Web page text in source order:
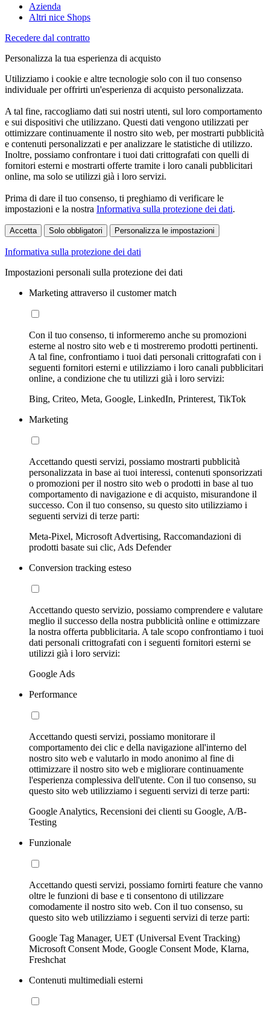
Azienda
Altri nice Shops
Recedere dal contratto
Personalizza la tua esperienza di acquisto
Utilizziamo i cookie e altre tecnologie solo con il tuo consenso
individuale per offrirti un'esperienza di acquisto personalizzata.
A tal fine, raccogliamo dati sui nostri utenti, sul loro comportamento
e sui dispositivi che utilizzano. Questi dati vengono utilizzati per
ottimizzare continuamente il nostro sito web, per mostrarti pubblicità
e contenuti personalizzati e per analizzare le statistiche di utilizzo.
Inoltre, possiamo confrontare i tuoi dati crittografati con quelli di
fornitori esterni e mostrarti offerte tramite i loro canali pubblicitari
online, ma solo se utilizzi già i loro servizi.
Prima di dare il tuo consenso, ti preghiamo di verificare le
impostazioni e la nostra Informativa sulla protezione dei dati.
Accetta Solo obbligatori Personalizza le impostazioni
Informativa sulla protezione dei dati
Impostazioni personali sulla protezione dei dati
Marketing attraverso il customer match
Con il tuo consenso, ti informeremo anche su promozioni
esterne al nostro sito web e ti mostreremo prodotti pertinenti.
A tal fine, confrontiamo i tuoi dati personali crittografati con i
seguenti fornitori esterni e utilizziamo i loro canali pubblicitari
online, a condizione che tu utilizzi già i loro servizi:
Bing, Criteo, Meta, Google, LinkedIn, Printerest, TikTok
Marketing
Accettando questi servizi, possiamo mostrarti pubblicità
personalizzata in base ai tuoi interessi, contenuti sponsorizzati
o promozioni per il nostro sito web o prodotti in base al tuo
comportamento di navigazione e di acquisto, misurandone il
successo. Con il tuo consenso, su questo sito utilizziamo i
seguenti servizi di terze parti:
Meta-Pixel, Microsoft Advertising, Raccomandazioni di
prodotti basate sui clic, Ads Defender
Conversion tracking esteso
Accettando questo servizio, possiamo comprendere e valutare
meglio il successo della nostra pubblicità online e ottimizzare
la nostra offerta pubblicitaria. A tale scopo confrontiamo i tuoi
dati personali crittografati con i seguenti fornitori esterni se
utilizzi già i loro servizi:
Google Ads
Performance
Accettando questi servizi, possiamo monitorare il
comportamento dei clic e della navigazione all'interno del
nostro sito web e valutarlo in modo anonimo al fine di
ottimizzare il nostro sito web e migliorare continuamente
l'esperienza complessiva dell'utente. Con il tuo consenso, su
questo sito web utilizziamo i seguenti servizi di terze parti:
Google Analytics, Recensioni dei clienti su Google, A/B-
Testing
Funzionale
Accettando questi servizi, possiamo fornirti feature che vanno
oltre le funzioni di base e ti consentono di utilizzare
comodamente il nostro sito web. Con il tuo consenso, su
questo sito web utilizziamo i seguenti servizi di terze parti:
Google Tag Manager, UET (Universal Event Tracking)
Microsoft Consent Mode, Google Consent Mode, Klarna,
Freshchat
Contenuti multimediali esterni